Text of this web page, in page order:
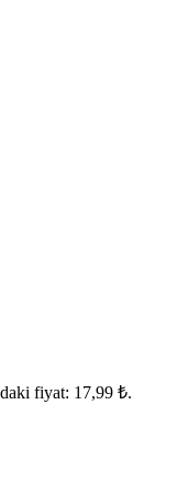
fiyat: 17,99 ₺.